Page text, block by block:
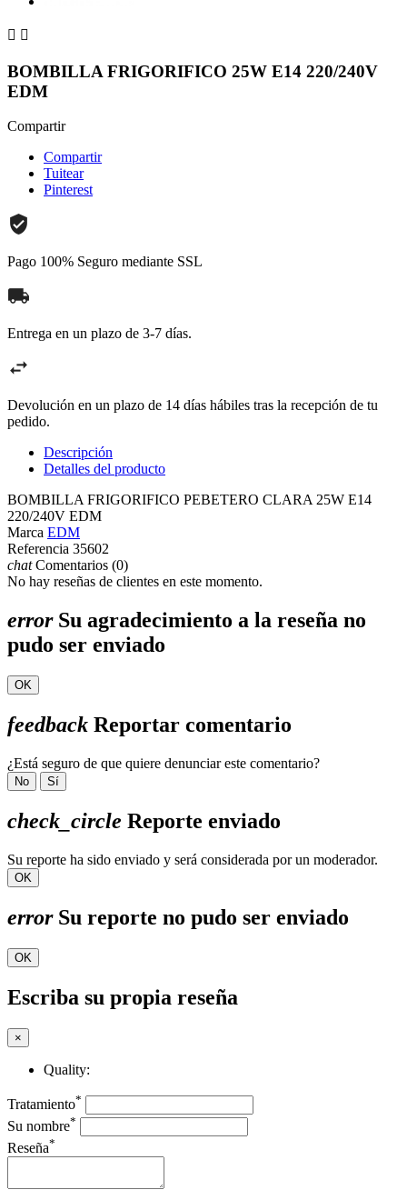
 
BOMBILLA FRIGORIFICO 25W E14 220/240V
EDM
Compartir
Compartir
Tuitear
Pinterest
Pago 100% Seguro mediante SSL
Entrega en un plazo de 3-7 días.
Devolución en un plazo de 14 días hábiles tras la recepción de tu
pedido.
Descripción
Detalles del producto
BOMBILLA FRIGORIFICO PEBETERO CLARA 25W E14
220/240V EDM
Marca EDM
Referencia 35602
chatComentarios (0)
No hay reseñas de clientes en este momento.
errorSu agradecimiento a la reseña no
pudo ser enviado
OK
feedback Reportar comentario
¿Está seguro de que quiere denunciar este comentario?
No Sí
check_circle Reporte enviado
Su reporte ha sido enviado y será considerada por un moderador.
OK
errorSu reporte no pudo ser enviado
OK
Escriba su propia reseña
×
Quality:
Tratamiento*
Su nombre*
Reseña*